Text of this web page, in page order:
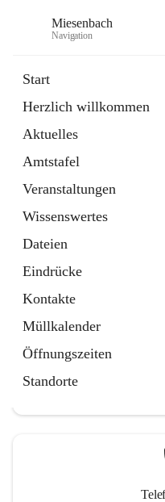
Miesenbach
Navigation
Start
Herzlich willkommen
Aktuelles
Amtstafel
Veranstaltungen
Wissenswertes
Dateien
Eindrücke
Kontakte
Müllkalender
Öffnungszeiten
Standorte
Externe Webseite
in
Tab
Region Schneebergland
Externe Webseite
öffnet
in
neuem
Tab